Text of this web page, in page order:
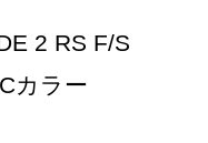
2 RS F/S
カラー